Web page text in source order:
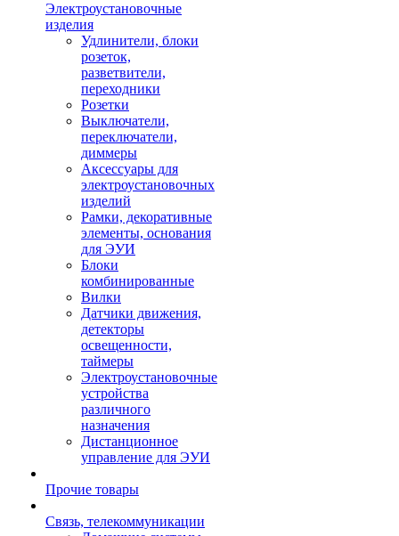
Электроустановочные
изделия
Удлинители, блоки
розеток,
разветвители,
переходники
Розетки
Выключатели,
переключатели,
диммеры
Аксессуары для
электроустановочных
изделий
Рамки, декоративные
элементы, основания
для ЭУИ
Блоки
комбинированные
Вилки
Датчики движения,
детекторы
освещенности,
таймеры
Электроустановочные
устройства
различного
назначения
Дистанционное
управление для ЭУИ
Прочие товары
Связь, телекоммуникации